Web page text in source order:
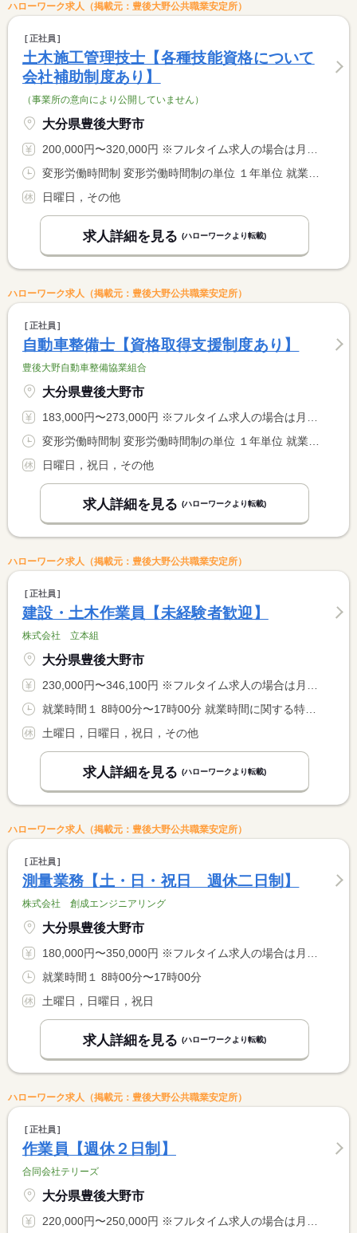
ハローワーク求人（掲載元：豊後大野公共職業安定所）
正社員
土木施工管理技士【各種技能資格について
会社補助制度あり】
（事業所の意向により公開していません）
大分県豊後大野市
200,000円〜320,000円 ※フルタイム求人の場合は月額（換算額）、パート求人の場合は時間額を表示しています。
日曜日，その他
求人詳細を見る (ハローワークより転載)
ハローワーク求人（掲載元：豊後大野公共職業安定所）
正社員
自動車整備士【資格取得支援制度あり】
豊後大野自動車整備協業組合
大分県豊後大野市
183,000円〜273,000円 ※フルタイム求人の場合は月額（換算額）、パート求人の場合は時間額を表示しています。
日曜日，祝日，その他
求人詳細を見る (ハローワークより転載)
ハローワーク求人（掲載元：豊後大野公共職業安定所）
正社員
建設・土木作業員【未経験者歓迎】
株式会社 立本組
大分県豊後大野市
230,000円〜346,100円 ※フルタイム求人の場合は月額（換算額）、パート求人の場合は時間額を表示しています。
土曜日，日曜日，祝日，その他
求人詳細を見る (ハローワークより転載)
ハローワーク求人（掲載元：豊後大野公共職業安定所）
正社員
測量業務【土・日・祝日 週休二日制】
株式会社 創成エンジニアリング
大分県豊後大野市
180,000円〜350,000円 ※フルタイム求人の場合は月額（換算額）、パート求人の場合は時間額を表示しています。
就業時間１ 8時00分〜17時00分
土曜日，日曜日，祝日
求人詳細を見る (ハローワークより転載)
ハローワーク求人（掲載元：豊後大野公共職業安定所）
正社員
作業員【週休２日制】
合同会社テリーズ
大分県豊後大野市
220,000円〜250,000円 ※フルタイム求人の場合は月額（換算額）、パート求人の場合は時間額を表示しています。